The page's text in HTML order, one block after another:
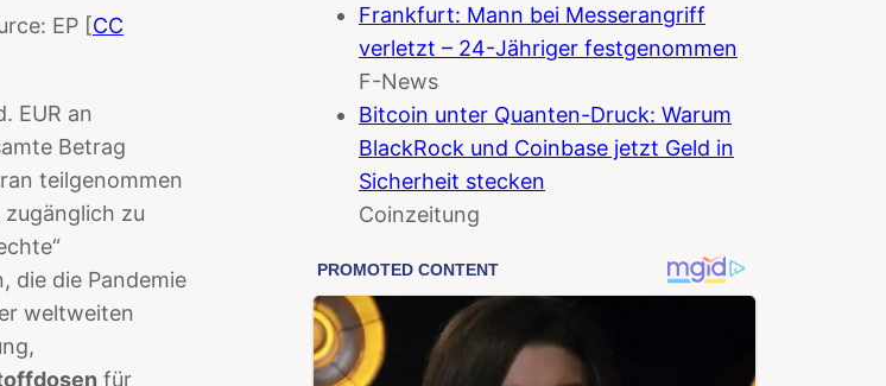
EP [CC
EUR an
Betrag
teilgenommen
zu
die die Pandemie
weltweiten
für
Frankfurt: Mann bei Messerangriff
verletzt – 24-Jähriger festgenommen
F-News
Bitcoin unter Quanten-Druck: Warum
BlackRock und Coinbase jetzt Geld in
Sicherheit stecken
Coinzeitung